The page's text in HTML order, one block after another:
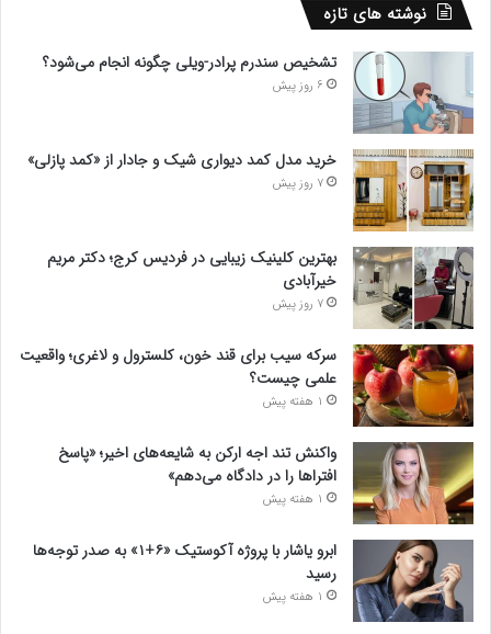
نوشته های تازه
تشخیص سندرم پرادر-ویلی چگونه انجام می‌شود؟
6 روز پیش
خرید مدل کمد دیواری شیک و جادار از «کمد پازلی»
7 روز پیش
بهترین کلینیک زیبایی در فردیس کرج؛ دکتر مریم
خیرآبادی
7 روز پیش
سرکه سیب برای قند خون، کلسترول و لاغری؛ واقعیت
علمی چیست؟
1 هفته پیش
واکنش تند اجه ارکن به شایعه‌های اخیر؛ «پاسخ
افتراها را در دادگاه می‌دهم»
1 هفته پیش
ابرو یاشار با پروژه آکوستیک «۶+۱» به صدر توجه‌ها
رسید
1 هفته پیش